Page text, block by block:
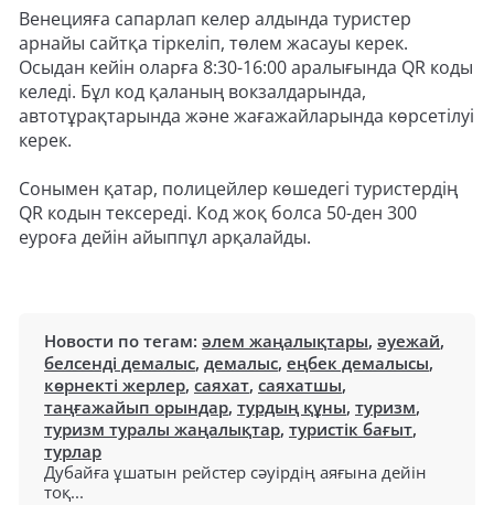
Венецияға сапарлап келер алдында туристер
арнайы сайтқа тіркеліп, төлем жасауы керек.
Осыдан кейін оларға 8:30-16:00 аралығында QR коды
келеді. Бұл код қаланың вокзалдарында,
автотұрақтарында және жағажайларында көрсетілуі
керек.
Сонымен қатар, полицейлер көшедегі туристердің
QR кодын тексереді. Код жоқ болса 50-ден 300
еуроға дейін айыппұл арқалайды.
Новости по тегам: әлем жаңалықтары, әуежай,
белсенді демалыс, демалыс, еңбек демалысы,
көрнекті жерлер, саяхат, саяхатшы,
таңғажайып орындар, турдың құны, туризм,
туризм туралы жаңалықтар, туристік бағыт,
турлар
Дубайға ұшатын рейстер сәуірдің аяғына дейін
тоқ...